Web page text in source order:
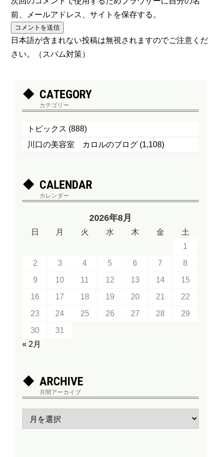
前、メールアドレス、サイトを保存する。
日本語が含まれない投稿は無視されますのでご注意くだ
さい。（スパム対策）
CATEGORY
カテゴリー
トピックス (888)
川口の美容室 カロルのブログ (1,108)
CALENDAR
カレンダー
2026年8月
日 月 火 水 木 金
土
1
2
3 4 5 6 7
8
9
10 11 12 13 14
15
16
17 18 19 20 21
22
23
24 25 26 27 28
29
30
31
« 2月
ARCHIVE
月間アーカイブ